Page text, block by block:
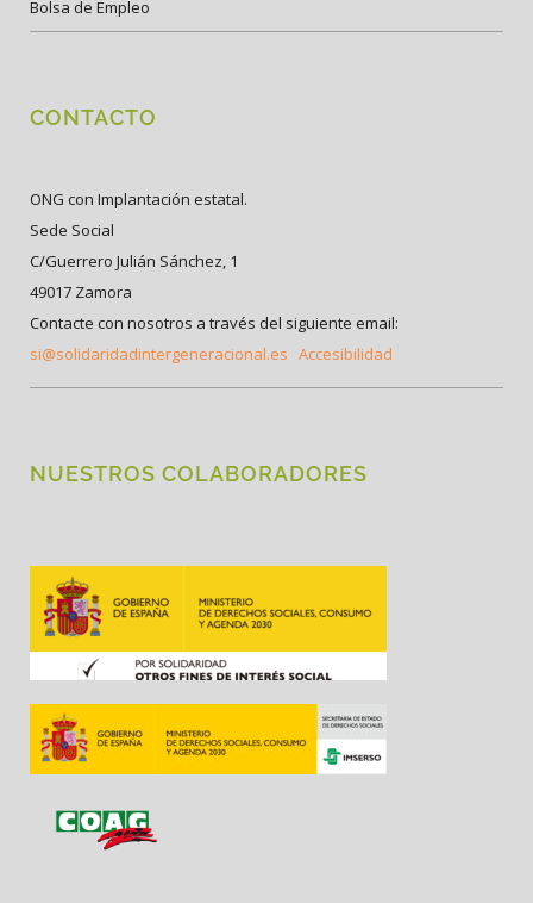
Bolsa de Empleo
CONTACTO
ONG con Implantación estatal.
Sede Social
C/Guerrero Julián Sánchez, 1
49017 Zamora
Contacte con nosotros a través del siguiente email:
si@solidaridadintergeneracional.es Accesibilidad
NUESTROS COLABORADORES